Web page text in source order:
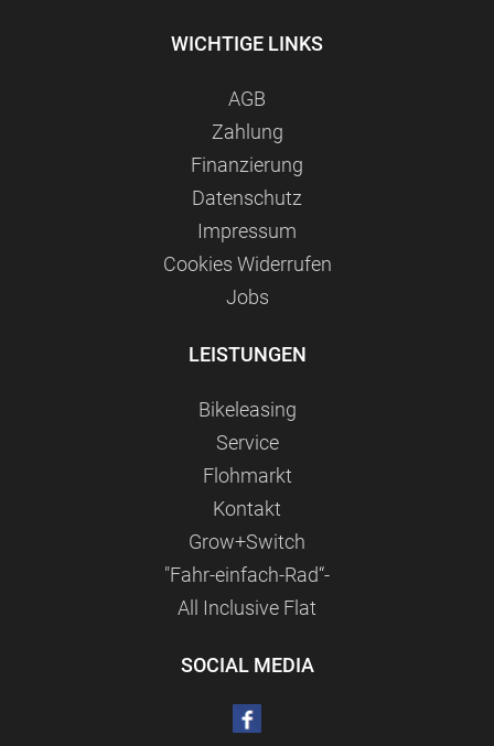
WICHTIGE LINKS
AGB
Zahlung
Finanzierung
Datenschutz
Impressum
Сookies Widerrufen
Jobs
LEISTUNGEN
Bikeleasing
Service
Flohmarkt
Kontakt
Grow+Switch
"Fahr-einfach-Rad“-
All Inclusive Flat
SOCIAL MEDIA